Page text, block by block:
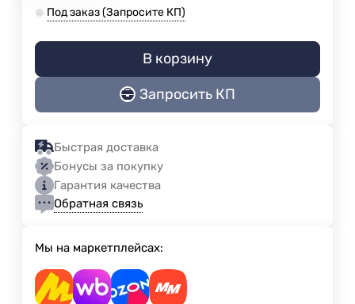
Под заказ (Запросите КП)
В корзину
Запросить КП
Быстрая доставка
Бонусы за покупку
Гарантия качества
Обратная связь
Мы на маркетплейсах: